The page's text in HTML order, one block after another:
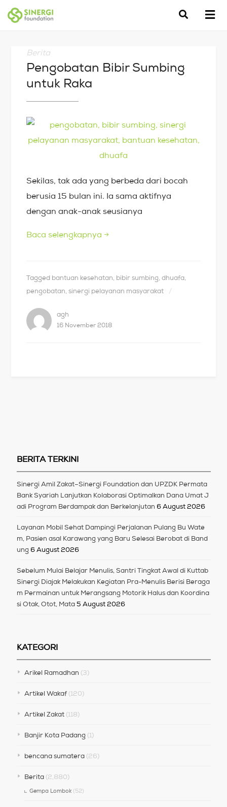
Berita
Pengobatan Bibir Sumbing
untuk Raka
Sekilas, tak ada yang berbeda dari bocah
berusia 15 bulan ini. Ia sama aktifnya
dengan anak-anak seusianya
Baca selengkapnya →
Tagged bantuan kesehatan, bibir sumbing,dhuafa,
pengobatan,sinergi pelayanan masyarakat
agh
16 November 2018
BERITA TERKINI
Sinergi Amil Zakat–Sinergi Foundation dan UPZDK Permata
Bank Syariah Lanjutkan Kolaborasi Optimalkan Dana Umat J
adi Program Berdampak dan Berkelanjutan 6 August 2026
Layanan Mobil Sehat Dampingi Perjalanan Pulang Bu Wate
m, Pasien asal Karawang yang Baru Selesai Berobat di Band
ung 6 August 2026
Sebelum Mulai Belajar Menulis, Santri Tingkat Awal di Kuttab
Sinergi Diajak Melakukan Kegiatan Pra-Menulis Berisi Beraga
m Permainan untuk Merangsang Motorik Halus dan Koordina
si Otak, Otot, Mata 5 August 2026
KATEGORI
Arikel Ramadhan (3)
Artikel Wakaf(120)
Artikel Zakat(118)
Banjir Kota Padang(1)
bencana sumatera(26)
Berita(2,880)
Gempa Lombok(52)